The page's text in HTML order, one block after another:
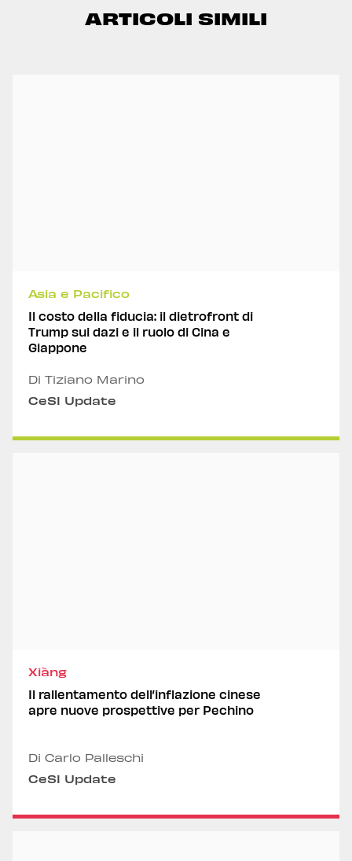
ARTICOLI SIMILI
Asia e Pacifico
Il costo della fiducia: il dietrofront di
Trump sui dazi e il ruolo di Cina e
Giappone
Di Tiziano Marino
CeSI Update
Xiàng
Il rallentamento dell’inflazione cinese
apre nuove prospettive per Pechino
Di Carlo Palleschi
CeSI Update